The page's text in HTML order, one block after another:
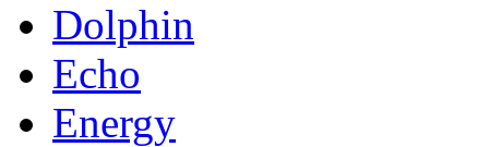
Dolphin
Echo
Energy